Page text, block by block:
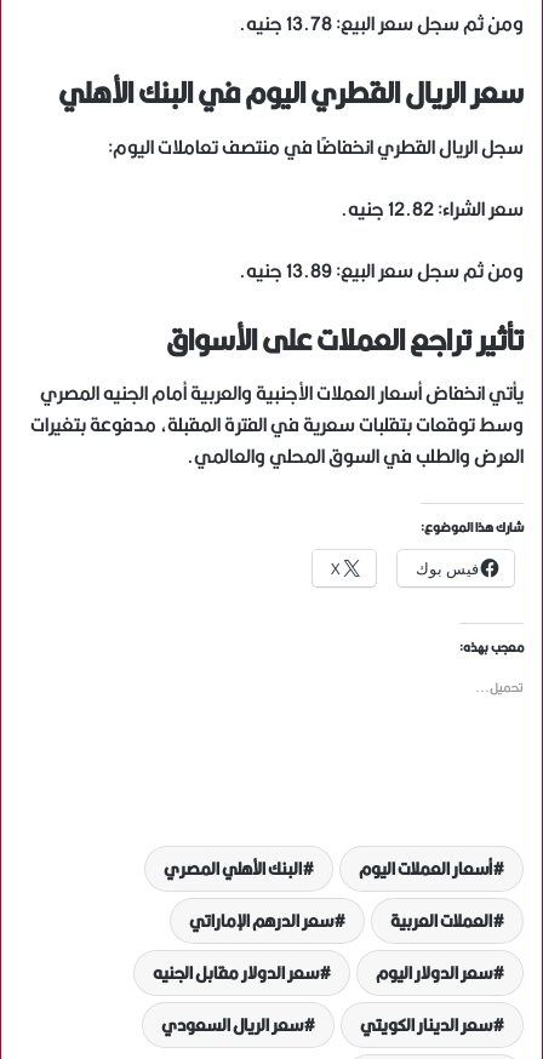
ومن ثم سجل سعر البيع: 13.78 جنيه.
سعر الريال القطري اليوم في البنك الأهلي
سجل الريال القطري انخفاضًا في منتصف تعاملات اليوم:
سعر الشراء: 12.82 جنيه.
ومن ثم سجل سعر البيع: 13.89 جنيه.
تأثير تراجع العملات على الأسواق
يأتي انخفاض أسعار العملات الأجنبية والعربية أمام الجنيه المصري
وسط توقعات بتقلبات سعرية في الفترة المقبلة، مدفوعة بتغيرات
العرض والطلب في السوق المحلي والعالمي.
شارك هذا الموضوع:
فيس بوك X
معجب بهذه:
تحميل...
أسعار العملات اليوم
البنك الأهلي المصري
العملات العربية
سعر الدرهم الإماراتي
سعر الدولار اليوم
سعر الدولار مقابل الجنيه
سعر الدينار الكويتي
سعر الريال السعودي